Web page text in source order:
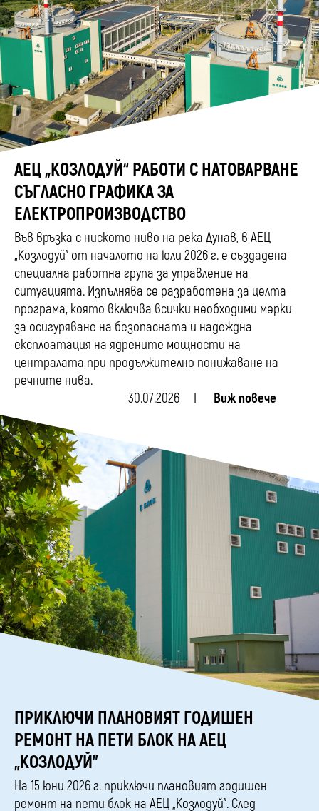
АЕЦ „КОЗЛОДУЙ“ РАБОТИ С НАТОВАРВАНЕ
СЪГЛАСНО ГРАФИКА ЗА
ЕЛЕКТРОПРОИЗВОДСТВО
Във връзка с ниското ниво на река Дунав, в АЕЦ
„Козлодуй” от началото на юли 2026 г. е създадена
специална работна група за управление на
ситуацията. Изпълнява се разработена за целта
програма, която включва всички необходими мерки
за осигуряване на безопасната и надеждна
експлоатация на ядрените мощности на
централата при продължително понижаване на
речните нива.
30.07.2026
Виж повече
ПРИКЛЮЧИ ПЛАНОВИЯТ ГОДИШЕН
РЕМОНТ НА ПЕТИ БЛОК НА АЕЦ
„КОЗЛОДУЙ”
На 15 юни 2026 г. приключи плановият годишен
ремонт на пети блок на АЕЦ „Козлодуй”. След